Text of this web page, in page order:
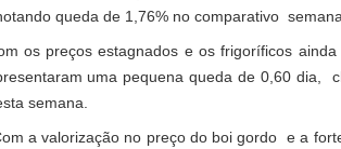
queda de 1,76% no comparativo
os preços estagnados e os frigoríficos
uma pequena queda de 0,60 dia,
semana.
a valorização no preço do boi gordo e a